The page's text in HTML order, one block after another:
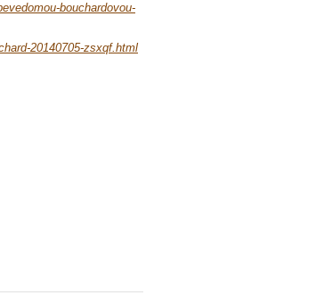
bouchardovou-
20140705-zsxqf.html